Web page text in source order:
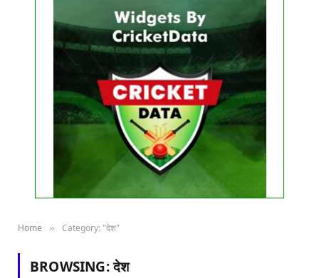
FIXTURE
No live matches found.
See recent results
See fixtures
Home » Category: "देश"
BROWSING:देश